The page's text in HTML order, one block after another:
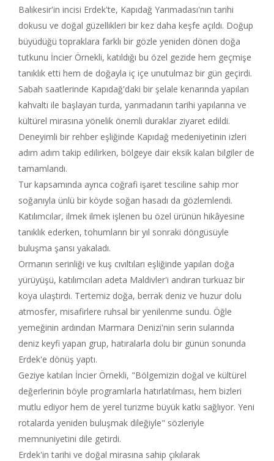
Balıkesir'in incisi Erdek'te, Kapıdağ Yarımadası'nın tarihi
dokusu ve doğal güzellikleri bir kez daha keşfe açıldı. Doğup
büyüdüğü topraklara farklı bir gözle yeniden dönen doğa
tutkunu İncier Örnekli, katıldığı bu özel gezide hem geçmişe
tanıklık etti hem de doğayla iç içe unutulmaz bir gün geçirdi.
Sabah saatlerinde Kapıdağ'daki bir şelale kenarında yapılan
kahvaltı ile başlayan turda, yarımadanın tarihi yapılarına ve
kültürel mirasına yönelik önemli duraklar ziyaret edildi.
Deneyimli bir rehber eşliğinde Kapıdağ medeniyetinin izleri
adım adım takip edilirken, bölgeye dair eksik kalan bilgiler de
tamamlandı.
Tur kapsamında ayrıca coğrafi işaret tesciline sahip mor
soğanıyla ünlü bir köyde soğan hasadı da gözlemlendi.
Katılımcılar, ilmek ilmek işlenen bu özel ürünün hikâyesine
tanıklık ederken, tohumların bir yıl sonraki döngüsüyle
buluşma şansı yakaladı.
Ormanın serinliği ve kuş cıvıltıları eşliğinde yapılan doğa
yürüyüşü, katılımcıları adeta Maldivler'i andıran turkuaz bir
koya ulaştırdı. Tertemiz doğa, berrak deniz ve huzur dolu
atmosfer, misafirlere ruhsal bir yenilenme sundu. Öğle
yemeğinin ardından Marmara Denizi'nin serin sularında
deniz keyfi yapan grup, hatıralarla dolu bir günün sonunda
Erdek'e dönüş yaptı.
Geziye katılan İncier Örnekli, "Bölgemizin doğal ve kültürel
değerlerinin böyle programlarla hatırlatılması, hem bizleri
mutlu ediyor hem de yerel turizme büyük katkı sağlıyor. Yeni
rotalarda yeniden buluşmak dileğiyle" sözleriyle
memnuniyetini dile getirdi.
Erdek'in tarihi ve doğal mirasına sahip çıkılarak